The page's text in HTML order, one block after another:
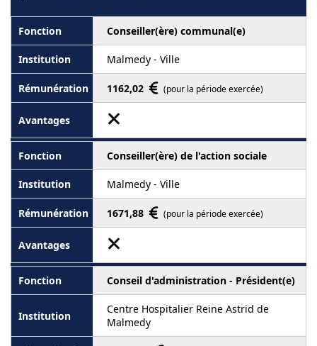
Conseiller(ère) communal(e)
Malmedy - Ville
1162,02 (pour la période exercée)
Conseiller(ère) de l'action sociale
Malmedy - Ville
1671,88 (pour la période exercée)
Conseil d'administration - Président(e)
Centre Hospitalier Reine Astrid de
Malmedy